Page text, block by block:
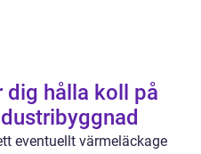
dig hålla koll på
eventuellt värmeläckage